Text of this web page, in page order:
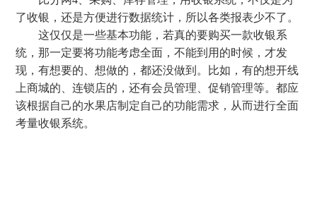
了收银，还是方便进行数据统计，所以各类报表少不了。
这仅仅是一些基本功能，若真的要购买一款收银系
统，那一定要将功能考虑全面，不能到用的时候，才发
现，有想要的、想做的，都还没做到。比如，有的想开线
上商城的、连锁店的，还有会员管理、促销管理等。都应
该根据自己的水果店制定自己的功能需求，从而进行全面
考量收银系统。